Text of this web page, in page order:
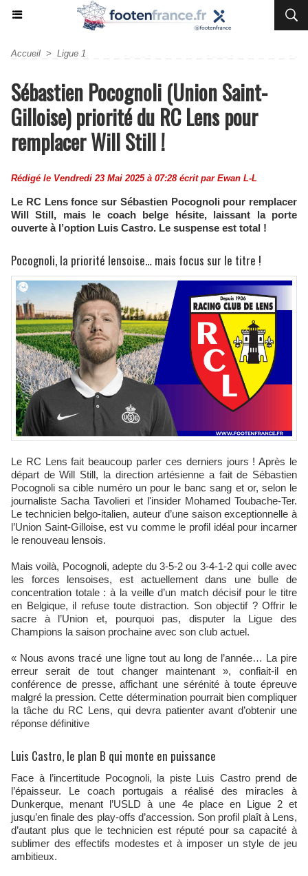
Accueil > Ligue 1
Sébastien Pocognoli (Union Saint-
Gilloise) priorité du RC Lens pour
remplacer Will Still !
Rédigé le Vendredi 23 Mai 2025 à 07:28 écrit par Ewan L-L
Le RC Lens fonce sur Sébastien Pocognoli pour remplacer
Will Still, mais le coach belge hésite, laissant la porte
ouverte à l’option Luis Castro. Le suspense est total !
Pocognoli, la priorité lensoise… mais focus sur le titre !
Le RC Lens fait beaucoup parler ces derniers jours ! Après le
départ de Will Still, la direction artésienne a fait de Sébastien
Pocognoli sa cible numéro un pour le banc sang et or, selon le
journaliste Sacha Tavolieri et l'insider Mohamed Toubache-Ter.
Le technicien belgo-italien, auteur d’une saison exceptionnelle à
l’Union Saint-Gilloise, est vu comme le profil idéal pour incarner
le renouveau lensois.
Mais voilà, Pocognoli, adepte du 3-5-2 ou 3-4-1-2 qui colle avec
les forces lensoises, est actuellement dans une bulle de
concentration totale : à la veille d’un match décisif pour le titre
en Belgique, il refuse toute distraction. Son objectif ? Offrir le
sacre à l’Union et, pourquoi pas, disputer la Ligue des
Champions la saison prochaine avec son club actuel.
« Nous avons tracé une ligne tout au long de l’année… La pire
erreur serait de tout changer maintenant », confiait-il en
conférence de presse, affichant une sérénité à toute épreuve
malgré la pression. Cette détermination pourrait bien compliquer
la tâche du RC Lens, qui devra patienter avant d’obtenir une
réponse définitive
Luis Castro, le plan B qui monte en puissance
Face à l’incertitude Pocognoli, la piste Luis Castro prend de
l’épaisseur. Le coach portugais a réalisé des miracles à
Dunkerque, menant l’USLD à une 4e place en Ligue 2 et
jusqu’en finale des play-offs d’accession. Son profil plaît à Lens,
d’autant plus que le technicien est réputé pour sa capacité à
sublimer des effectifs modestes et à imposer un style de jeu
ambitieux.